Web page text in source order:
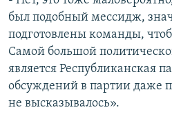
был подобный мессидж,
подготовлены команды,
Самой большой
является Республиканская
обсуждений в партии даже
не высказывалось».